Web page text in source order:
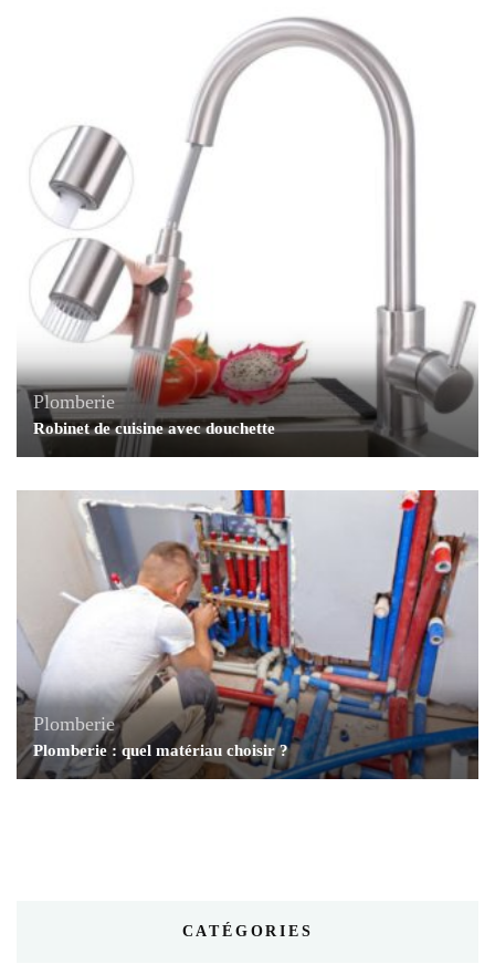
Plomberie
Robinet de cuisine avec douchette
Plomberie
Plomberie : quel matériau choisir ?
CATÉGORIES